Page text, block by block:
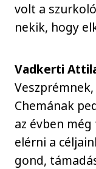
volt a
nekik, hogy
Vadkerti
Chemának
az évben
elérni a
gond,